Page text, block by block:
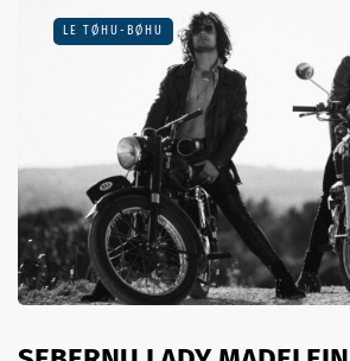
LE TØHU-BØHU